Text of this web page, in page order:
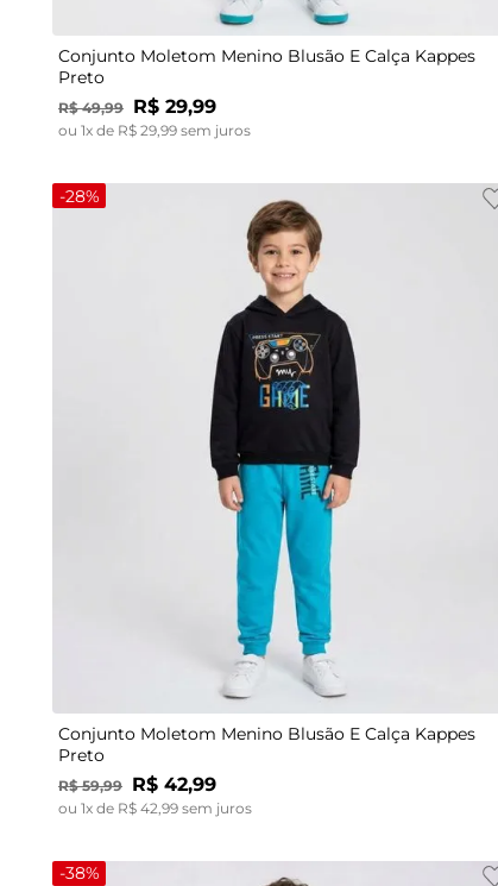
Conjunto Moletom Menino Blusão E Calça Kappes
Preto
R$ 49,99 R$ 29,99
ou 1x de R$ 29,99 sem juros
-28%
14
Conjunto Moletom Menino Blusão E Calça Kappes
Preto
R$ 59,99 R$ 42,99
ou 1x de R$ 42 99 sem juros
-38%